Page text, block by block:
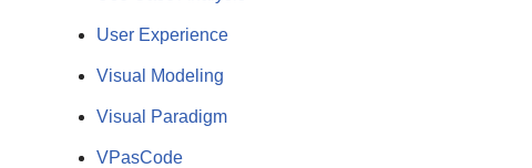
User Experience
Visual Modeling
Visual Paradigm
VPasCode